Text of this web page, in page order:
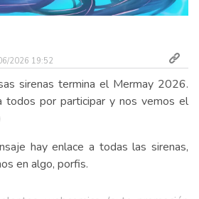
2026 19:52
sirenas termina el Mermay 2026.
todos por participar y nos vemos el
hay enlace a todas las sirenas,
en algo, porfis.